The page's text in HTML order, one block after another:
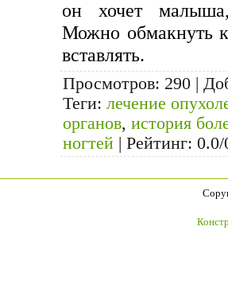
он хочет
Можно обмакнуть
вставлять.
Просмотров: 290 |
Теги: лечение
органов, история
ногтей | Рейтинг: 0.0/